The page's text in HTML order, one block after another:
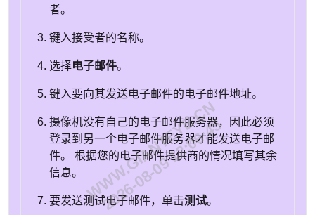
者。
键入接受者的名称。
选择电子邮件。
键入要向其发送电子邮件的电子邮件地址。
摄像机没有自己的电子邮件服务器，因此必须
登录到另一个电子邮件服务器才能发送电子邮
件。 根据您的电子邮件提供商的情况填写其余
信息。
要发送测试电子邮件，单击测试。
WWW.GIANTEYE.CN
2026-08-09 12:06:45